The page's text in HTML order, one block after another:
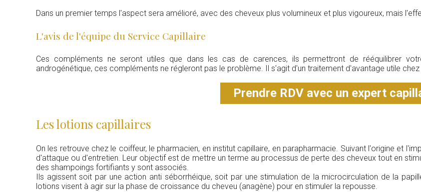
Dans un premier temps l'aspect sera amélioré, avec des cheveux plus volumineux et plus vigoureux, mais
L'avis de l'équipe du Service Capillaire
Ces compléments ne seront utiles que dans les cas de carences, ils permettront de rééquilibrer
androgénétique, ces compléments ne régleront pas le problème. Il s'agit d'un traitement d'avantage utile
Prendre RDV avec un expert
Les lotions capillaires
On les retrouve chez le coiffeur, le pharmacien, en institut capillaire, en parapharmacie. Suivant l'origine et
d'attaque ou d'entretien. Leur objectif est de mettre un terme au processus de perte des cheveux tout en
des shampoings fortifiants y sont associés.
Ils agissent soit par une action anti séborrhéique, soit par une stimulation de la microcirculation de la
lotions visent à agir sur la phase de croissance du cheveu (anagène) pour en stimuler la repousse.